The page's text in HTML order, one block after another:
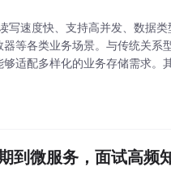
写速度快、支持高并发、数据
等各类业务场景。与传统关系
适配多样化的业务存储需求。
到微服务，面试高频